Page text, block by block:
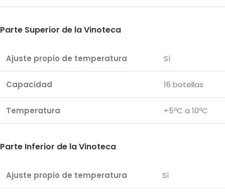
Parte Superior de la Vinoteca
Ajuste propio de temperatura Sí
Capacidad 16 botellas
Temperatura +5ºC a 10ºC
Parte Inferior de la Vinoteca
Ajuste propio de temperatura Sí